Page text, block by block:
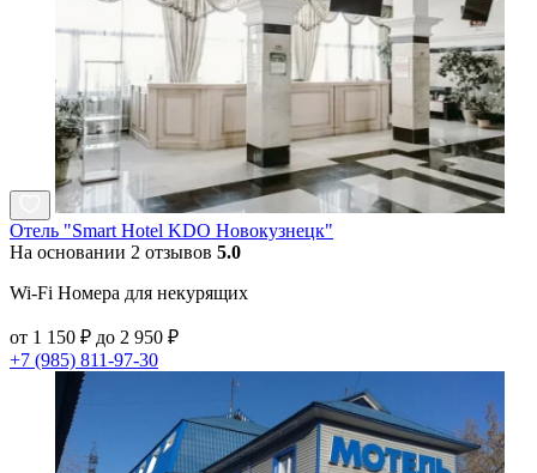
Отель "Smart Hotel KDO Новокузнецк"
На основании 2 отзывов 5.0
Wi-Fi Номера для некурящих
от 1 150 ₽ до 2 950 ₽
+7 (985) 811-97-30